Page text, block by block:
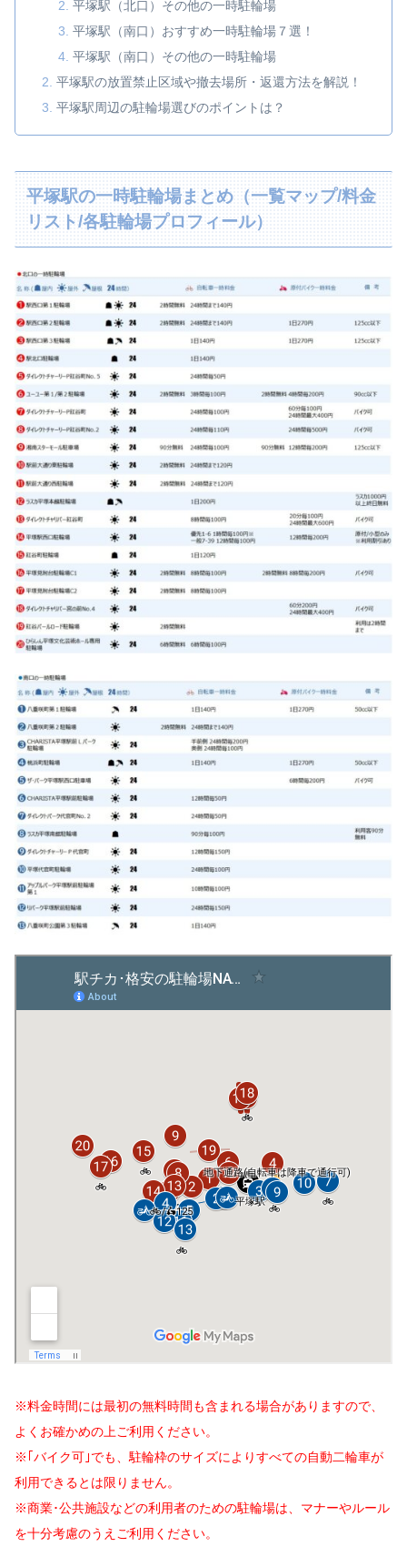
平塚駅（北口）その他の一時駐輪場
平塚駅（南口）おすすめ一時駐輪場７選！
平塚駅（南口）その他の一時駐輪場
平塚駅の放置禁止区域や撤去場所・返還方法を解説！
平塚駅周辺の駐輪場選びのポイントは？
平塚駅の一時駐輪場まとめ（一覧マップ/料金
リスト/各駐輪場プロフィール）
※料金時間には最初の無料時間も含まれる場合がありますので、
よくお確かめの上ご利用ください。
※｢バイク可｣でも、駐輪枠のサイズによりすべての自動二輪車が
利用できるとは限りません。
※商業･公共施設などの利用者のための駐輪場は、マナーやルール
を十分考慮のうえご利用ください。